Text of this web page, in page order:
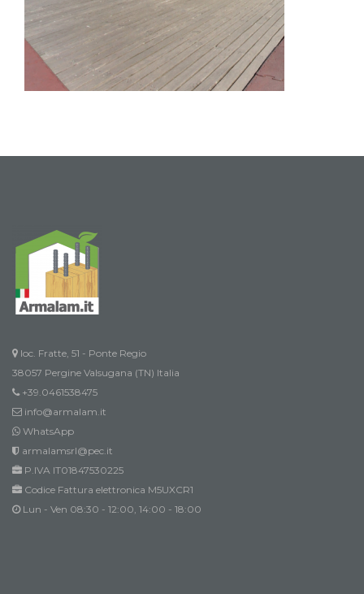
loc. Fratte, 51 - Ponte Regio
38057 Pergine Valsugana (TN) Italia
+39.0461538475
info@armalam.it
WhatsApp
armalamsrl@pec.it
P.IVA IT01847530225
Codice Fattura elettronica M5UXCR1
Lun - Ven 08:30 - 12:00, 14:00 - 18:00